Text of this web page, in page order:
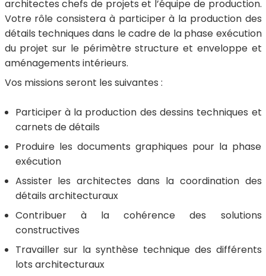
architectes chefs de projets et l’équipe de production.
Votre rôle consistera à participer à la production des
détails techniques dans le cadre de la phase exécution
du projet sur le périmètre structure et enveloppe et
aménagements intérieurs.
Vos missions seront les suivantes :
Participer à la production des dessins techniques et
carnets de détails
Produire les documents graphiques pour la phase
exécution
Assister les architectes dans la coordination des
détails architecturaux
Contribuer à la cohérence des solutions
constructives
Travailler sur la synthèse technique des différents
lots architecturaux